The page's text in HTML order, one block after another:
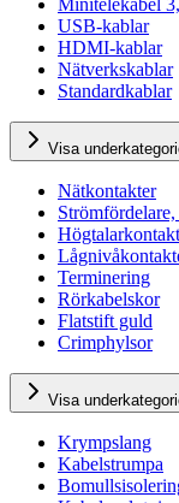
Minitelekabel
USB-kablar
HDMI-kablar
Nätverkskablar
Standardkablar
Visa
Nätkontakter
Terminering
Rörkabelskor
Flatstift guld
Crimphylsor
Visa
Krympslang
Kabelstrumpa